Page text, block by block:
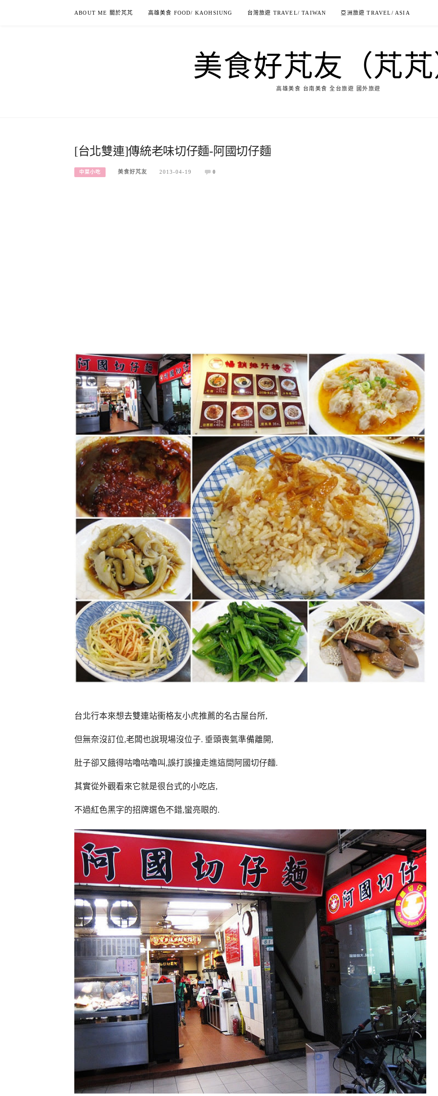
ABOUT ME 關於芃芃 高雄美食 FOOD/ KAOHSIUNG 台灣旅遊 TRAVEL/ TAIWAN 亞洲旅遊 TRAVEL/ ASIA
美食好芃友（芃芃
高雄美食 台南美食 全台旅遊 國外旅遊
[台北雙連]傳統老味切仔麵-阿國切仔麵
中菜小吃 美食好芃友 2013-04-19 0
台北行本來想去雙連站衝格友小虎推薦的名古屋台所,
但無奈沒訂位,老闆也說現場沒位子. 垂頭喪氣準備離開,
肚子卻又餓得咕嚕咕嚕叫,誤打誤撞走進這間阿國切仔麵.
其實從外觀看來它就是很台式的小吃店,
不過紅色黑字的招牌選色不錯,蠻亮眼的.